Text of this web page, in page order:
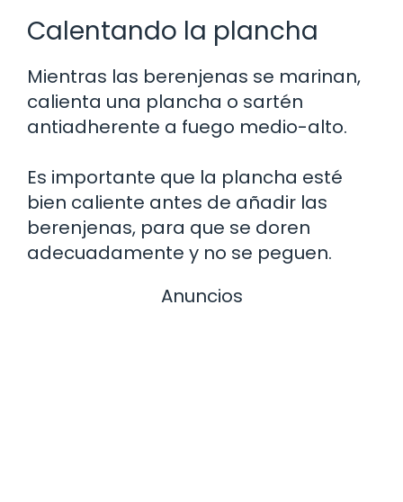
Calentando la plancha
Mientras las berenjenas se marinan,
calienta una plancha o sartén
antiadherente a fuego medio-alto.
Es importante que la plancha esté
bien caliente antes de añadir las
berenjenas, para que se doren
adecuadamente y no se peguen.
Anuncios